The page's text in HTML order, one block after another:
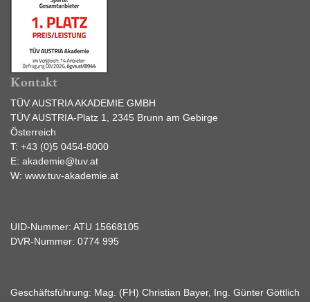
Kontakt
TÜV AUSTRIA AKADEMIE GMBH
TÜV AUSTRIA-Platz 1, 2345 Brunn am Gebirge
Österreich
T: +43 (0)5 0454-8000
E: akademie@tuv.at
W: www.tuv-akademie.at
UID-Nummer: ATU 15668105
DVR-Nummer: 0774 995
Geschäftsführung: Mag. (FH) Christian Bayer, Ing. Günter Göttlich